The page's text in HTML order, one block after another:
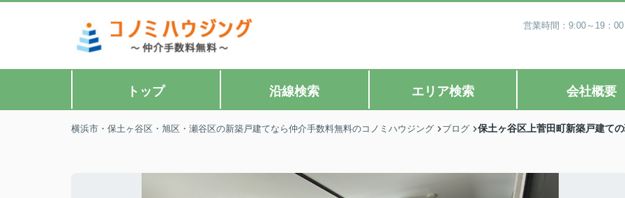
営業時間：9:00～19：
トップ 沿線検索 エリア検索 会社概要
横浜市・保土ヶ谷区・旭区・瀬谷区の新築戸建てなら仲介手数料無料のコノミハウジング ブログ 保土ヶ谷区上菅田町新築戸建て